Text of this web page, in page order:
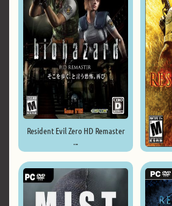
Resident Evil Zero HD Remaster